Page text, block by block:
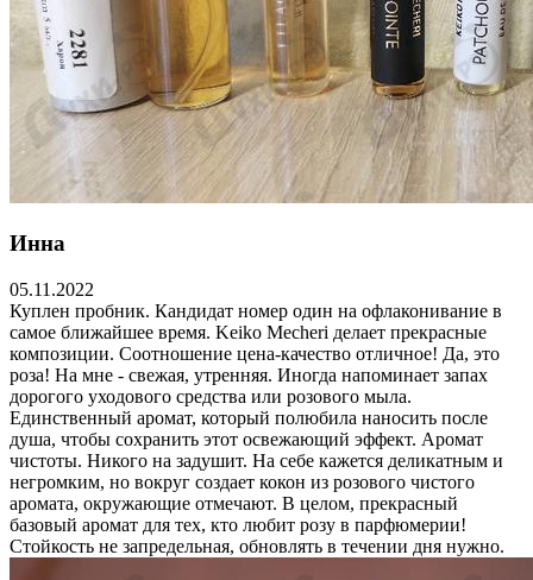
Инна
05.11.2022
Куплен пробник. Кандидат номер один на офлаконивание в
самое ближайшее время. Keiko Mecheri делает прекрасные
композиции. Соотношение цена-качество отличное! Да, это
роза! На мне - свежая, утренняя. Иногда напоминает запах
дорогого уходового средства или розового мыла.
Единственный аромат, который полюбила наносить после
душа, чтобы сохранить этот освежающий эффект. Аромат
чистоты. Никого на задушит. На себе кажется деликатным и
негромким, но вокруг создает кокон из розового чистого
аромата, окружающие отмечают. В целом, прекрасный
базовый аромат для тех, кто любит розу в парфюмерии!
Стойкость не запредельная, обновлять в течении дня нужно.